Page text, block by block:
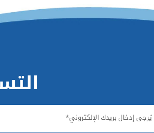
يُرجى إدخال بريدك الإلكتروني*